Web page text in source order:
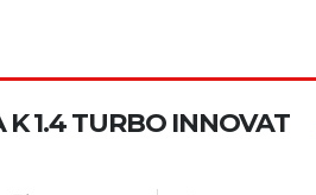
K 1.4 TURBO INNOVAT